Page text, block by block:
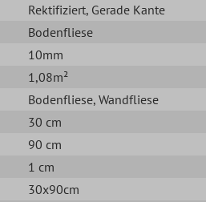
Rektifiziert, Gerade Kante
Bodenfliese
10mm
1,08m²
Bodenfliese, Wandfliese
30 cm
90 cm
1 cm
30x90cm